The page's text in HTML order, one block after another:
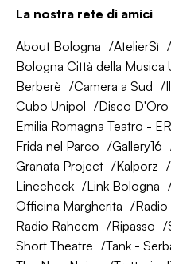
La nostra rete di amici
About Bologna AtelierSì
Bologna Città della Musica
Berberè
Camera a Sud
Cubo Unipol
Disco D'Oro
Emilia Romagna Teatro -
Frida nel Parco
Gallery16
Granata Project
Kalporz
Linecheck
Link Bologna
Officina Margherita
Radio Raheem
Ripasso
Short Theatre
Tank -